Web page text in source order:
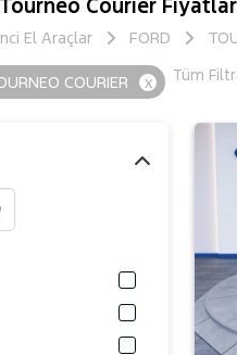
>
>
SKODA
Tourneo Courier
El Araçlar FORD
Tüm
COURIER x